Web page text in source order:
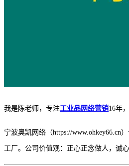
我是陈老师，专注工业品网络营销16年
宁波奥凯网络（https://www.ohkey66.cn
工厂。公司价值观：正心正念做人，诚